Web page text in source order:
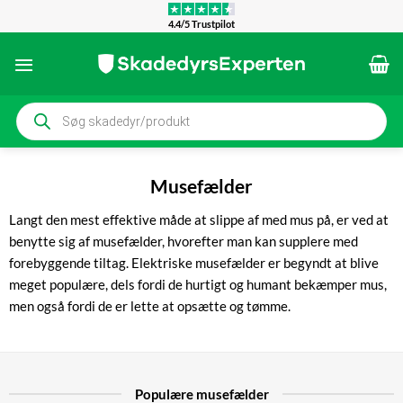
til
4.4/5 Trustpilot
Products
search
Musefælder
Langt den mest effektive måde at slippe af med mus på, er ved at
benytte sig af musefælder, hvorefter man kan supplere med
forebyggende tiltag. Elektriske musefælder er begyndt at blive
meget populære, dels fordi de hurtigt og humant bekæmper mus,
men også fordi de er lette at opsætte og tømme.
Populære musefælder